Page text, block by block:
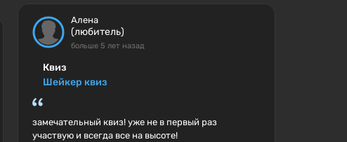
Алена
(любитель)
больше 5 лет назад
Квиз
Шейкер квиз
замечательный квиз! уже не в первый раз
участвую и всегда все на высоте!